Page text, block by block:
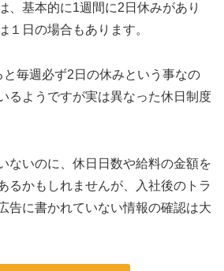
、基本的に1週間に2日休みがあり
１日の場合もあります。
毎週必ず2日の休みという事なの
るようですが実は異なった休日制度
ないのに、休日日数や給料の金額を
るかもしれませんが、入社後のトラ
告に書かれていない情報の確認は大